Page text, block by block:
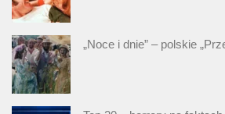
„Noce i dnie” – polskie